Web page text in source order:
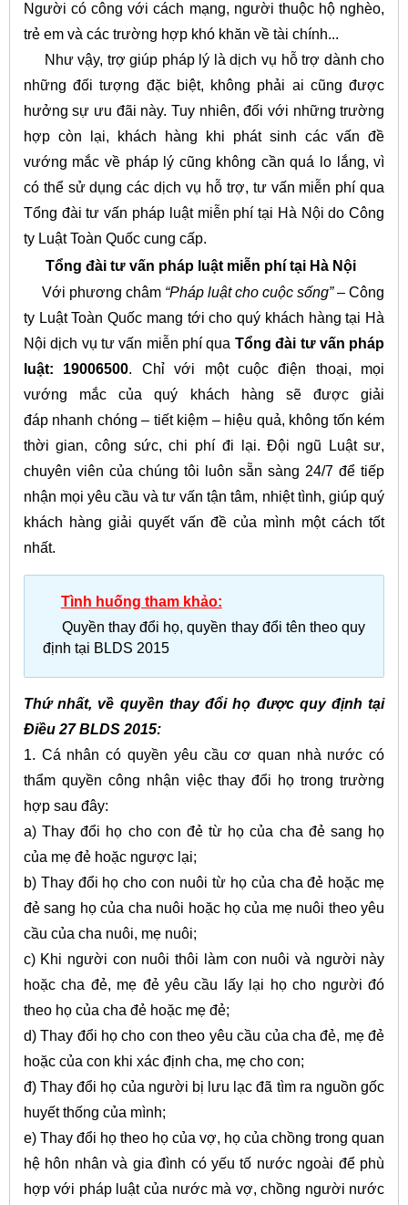
Người có công với cách mạng, người thuộc hộ nghèo,
trẻ em và các trường hợp khó khăn về tài chính...
Như vậy, trợ giúp pháp lý là dịch vụ hỗ trợ dành cho
những đối tượng đặc biệt, không phải ai cũng được
hưởng sự ưu đãi này. Tuy nhiên, đối với những trường
hợp còn lại, khách hàng khi phát sinh các vấn đề
vướng mắc về pháp lý cũng không cần quá lo lắng, vì
có thể sử dụng các dịch vụ hỗ trợ, tư vấn miễn phí qua
Tổng đài tư vấn pháp luật miễn phí tại Hà Nội do Công
ty Luật Toàn Quốc cung cấp.
Tổng đài tư vấn pháp luật miễn phí tại Hà Nội
Với phương châm “Pháp luật cho cuộc sống”– Công
ty Luật Toàn Quốc mang tới cho quý khách hàng tại Hà
Nội dịch vụ tư vấn miễn phí qua Tổng đài tư vấn pháp
luật: 19006500. Chỉ với một cuộc điện thoại, mọi
vướng mắc của quý khách hàng sẽ được giải
đáp nhanh chóng – tiết kiệm – hiệu quả, không tốn kém
thời gian, công sức, chi phí đi lại. Đội ngũ Luật sư,
chuyên viên của chúng tôi luôn sẵn sàng 24/7 để tiếp
nhận mọi yêu cầu và tư vấn tận tâm, nhiệt tình, giúp quý
khách hàng giải quyết vấn đề của mình một cách tốt
nhất.
Tình huống tham khảo:
Quyền thay đổi họ, quyền thay đổi tên theo quy
định tại BLDS 2015
Thứ nhất, về quyền thay đổi họ được quy định tại
Điều 27 BLDS 2015:
1. Cá nhân có quyền yêu cầu cơ quan nhà nước có
thẩm quyền công nhận việc thay đổi họ trong trường
hợp sau đây:
a) Thay đổi họ cho con đẻ từ họ của cha đẻ sang họ
của mẹ đẻ hoặc ngược lại;
b) Thay đổi họ cho con nuôi từ họ của cha đẻ hoặc mẹ
đẻ sang họ của cha nuôi hoặc họ của mẹ nuôi theo yêu
cầu của cha nuôi, mẹ nuôi;
c) Khi người con nuôi thôi làm con nuôi và người này
hoặc cha đẻ, mẹ đẻ yêu cầu lấy lại họ cho người đó
theo họ của cha đẻ hoặc mẹ đẻ;
d) Thay đổi họ cho con theo yêu cầu của cha đẻ, mẹ đẻ
hoặc của con khi xác định cha, mẹ cho con;
đ) Thay đổi họ của người bị lưu lạc đã tìm ra nguồn gốc
huyết thống của mình;
e) Thay đổi họ theo họ của vợ, họ của chồng trong quan
hệ hôn nhân và gia đình có yếu tố nước ngoài để phù
hợp với pháp luật của nước mà vợ, chồng người nước